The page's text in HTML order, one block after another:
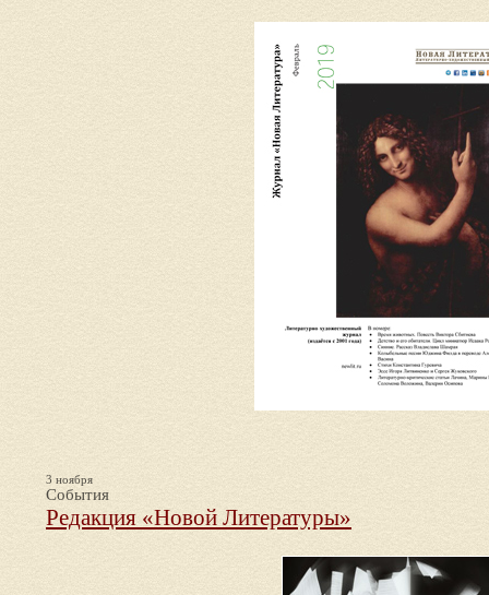
3 ноября
События
Редакция «Новой Литературы»